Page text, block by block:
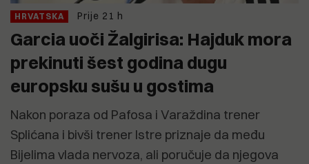
HRVATSKA Prije 21 h
Garcia uoči Žalgirisa: Hajduk mora
prekinuti šest godina dugu
europsku sušu u gostima
Nakon poraza od Pafosa i Varaždina trener
Splićana i bivši trener Istre priznaje da među
Bijelima vlada nervoza, ali poručuje da njegova